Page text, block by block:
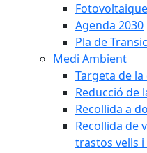
Agenda 2030
Pla de
Medi Ambient
Targeta de
Reducció de
Recollida a
Recollida de
trastos vells